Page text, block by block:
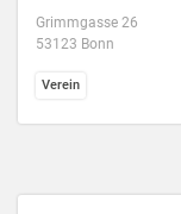
Grimmgasse 26
53123 Bonn
Verein